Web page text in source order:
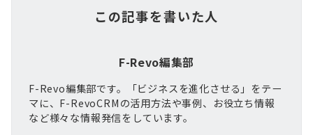
この記事を書いた人
F-Revo編集部
F-Revo編集部です。「ビジネスを進化させる」をテー
マに、F-RevoCRMの活用方法や事例、お役立ち情報
など様々な情報発信をしています。